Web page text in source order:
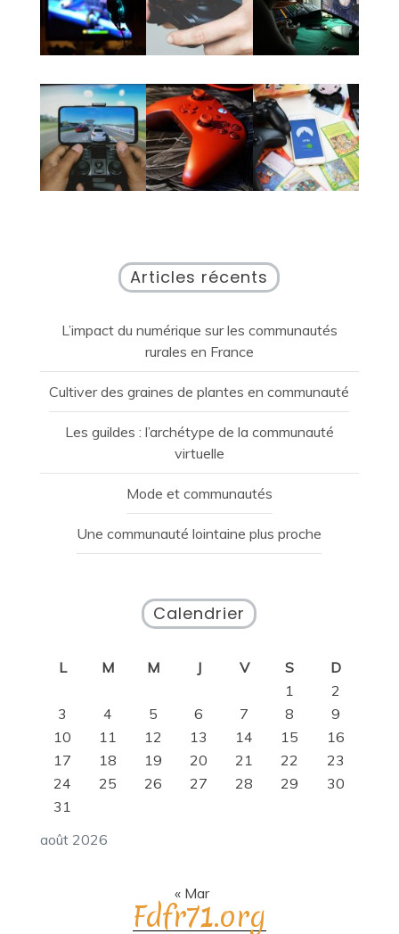
Articles récents
L’impact du numérique sur les communautés
rurales en France
Cultiver des graines de plantes en communauté
Les guildes : l’archétype de la communauté
virtuelle
Mode et communautés
Une communauté lointaine plus proche
Calendrier
août 2026
L M M J V S
D
1
2
3
4 5 6 7 8
9
10
11 12 13 14 15
16
17
18 19 20 21 22
23
24
25 26 27 28 29
30
31
« Mar
Fdfr71.org